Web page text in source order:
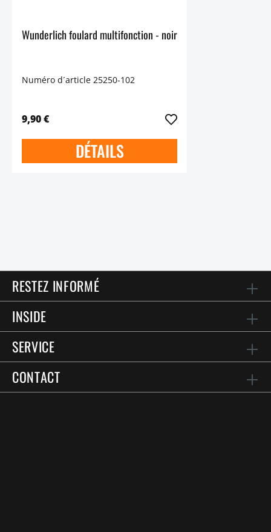
Wunderlich foulard multifonction - noir
Numéro d´article 25250-102
9,90 €
DÉTAILS
RESTEZ INFORMÉ
INSIDE
SERVICE
CONTACT